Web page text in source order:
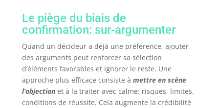
Le piège du biais de
confirmation: sur-argumenter
Quand un décideur a déjà une préférence, ajouter
des arguments peut renforcer sa sélection
d’éléments favorables et ignorer le reste. Une
approche plus efficace consiste à mettre en scène
l’objectionet à la traiter avec calme: risques, limites,
conditions de réussite. Cela augmente la crédibilité